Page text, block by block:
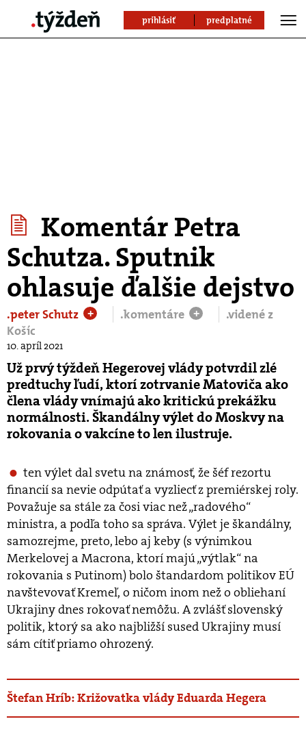
prihlásiť predplatné
Komentár Petra
Schutza. Sputnik
ohlasuje ďalšie dejstvo
.peter Schutz + .komentáre +
.videné z
Košíc
10. apríl 2021
Už prvý týždeň Hegerovej vlády potvrdil zlé
predtuchy ľudí, ktorí zotrvanie Matoviča ako
člena vlády vnímajú ako kritickú prekážku
normálnosti. Škandálny výlet do Moskvy na
rokovania o vakcíne to len ilustruje.
ten výlet dal svetu na známosť, že šéf rezortu
financií sa nevie odpútať a vyzliecť z premiérskej roly.
Považuje sa stále za čosi viac než „radového“
ministra, a podľa toho sa správa. Výlet je škandálny,
samozrejme, preto, lebo aj keby (s výnimkou
Merkelovej a Macrona, ktorí majú „výtlak“ na
rokovania s Putinom) bolo štandardom politikov EÚ
navštevovať Kremeľ, o ničom inom než o obliehaní
Ukrajiny dnes rokovať nemôžu. A zvlášť slovenský
politik, ktorý sa ako najbližší sused Ukrajiny musí
sám cítiť priamo ohrozený.
Štefan Hríb: Križovatka vlády Eduarda Hegera